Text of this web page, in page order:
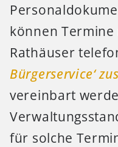
können
Rathäuser
Bürgerservice‘
vereinbart
für solche